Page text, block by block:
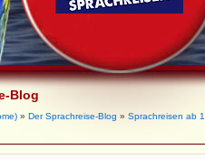
Blog
» Der Sprachreise-Blog » Sprachreisen ab